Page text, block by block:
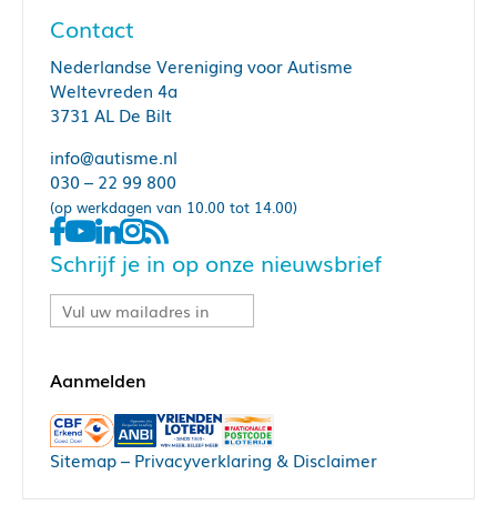
Contact
Nederlandse Vereniging voor Autisme
Weltevreden 4a
3731 AL De Bilt
info@autisme.nl
030 – 22 99 800
(op werkdagen van 10.00 tot 14.00)
Schrijf je in op onze nieuwsbrief
Sitemap– Privacyverklaring & Disclaimer